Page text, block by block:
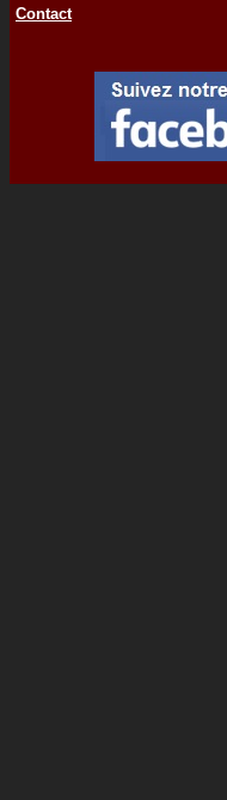
Contact